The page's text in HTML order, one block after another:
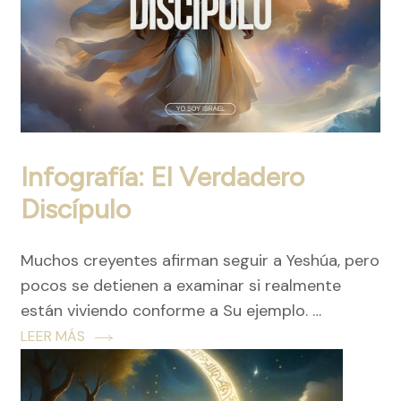
Infografía: El Verdadero
Discípulo
Muchos creyentes afirman seguir a Yeshúa, pero
pocos se detienen a examinar si realmente
están viviendo conforme a Su ejemplo. …
LEER MÁS